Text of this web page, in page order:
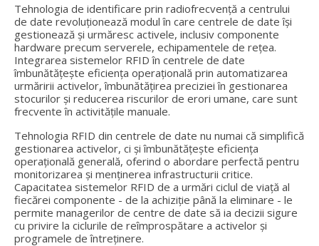
Tehnologia de identificare prin radiofrecvență a centrului
de date revoluționează modul în care centrele de date își
gestionează și urmăresc activele, inclusiv componente
hardware precum serverele, echipamentele de rețea.
Integrarea sistemelor RFID în centrele de date
îmbunătățește eficiența operațională prin automatizarea
urmăririi activelor, îmbunătățirea preciziei în gestionarea
stocurilor și reducerea riscurilor de erori umane, care sunt
frecvente în activitățile manuale.
Tehnologia RFID din centrele de date nu numai că simplifică
gestionarea activelor, ci și îmbunătățește eficiența
operațională generală, oferind o abordare perfectă pentru
monitorizarea și menținerea infrastructurii critice.
Capacitatea sistemelor RFID de a urmări ciclul de viață al
fiecărei componente - de la achiziție până la eliminare - le
permite managerilor de centre de date să ia decizii sigure
cu privire la ciclurile de reîmprospătare a activelor și
programele de întreținere.